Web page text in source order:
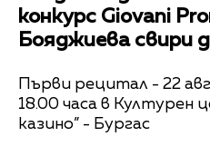
конкурс Giovani
Бояджиева свири
Първи рецитал - 22
18.00 часа в Културен
казино” - Бургас